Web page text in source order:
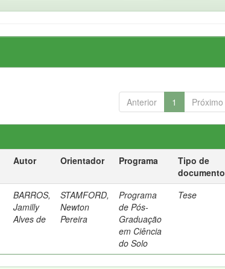
Anterior 1 Próximo
Autor Orientador Programa
Tipo de
documento
BARROS,
Jamilly
Alves de
STAMFORD,
Newton
Pereira
Programa
de Pós-
Graduação
em Ciência
do Solo
Tese